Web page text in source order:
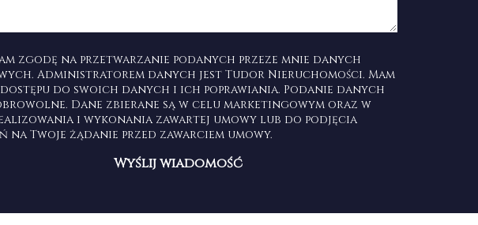
zgodę na przetwarzanie podanych przeze mnie danych
Administratorem danych jest Tudor Nieruchomości. Mam
do swoich danych i ich poprawiania. Podanie danych
Dane zbierane są w celu marketingowym oraz w
i wykonania zawartej umowy lub do podjęcia
na Twoje żądanie przed zawarciem umowy.